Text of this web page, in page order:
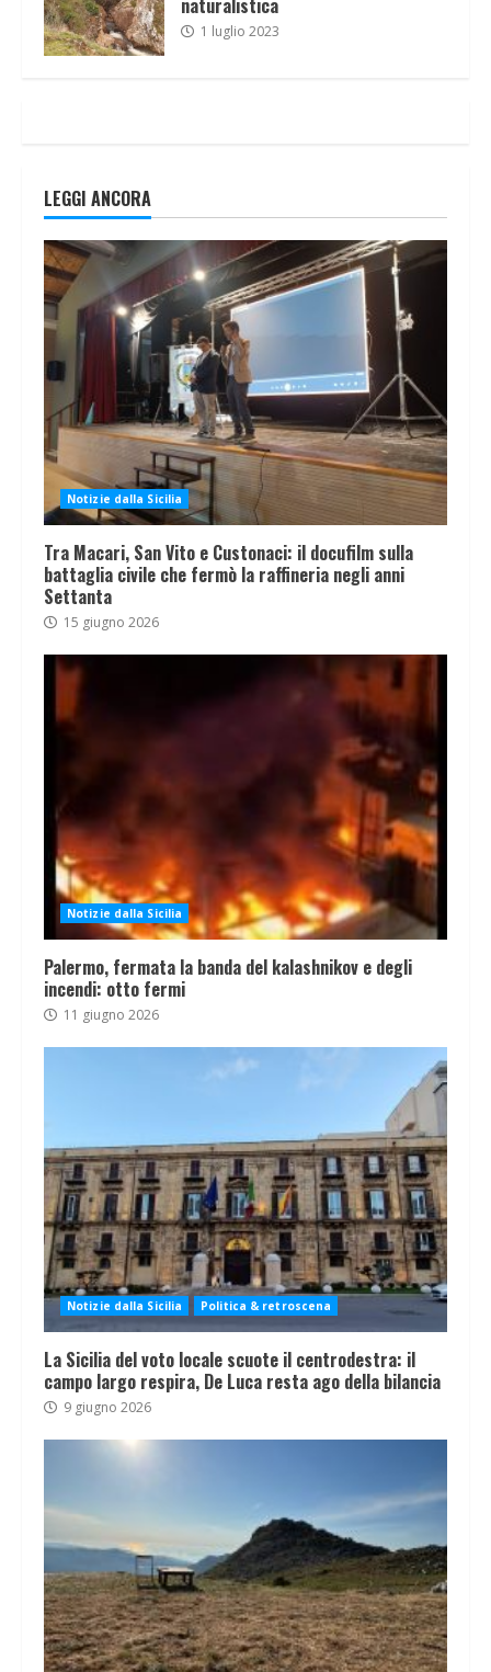
1 luglio 2023
LEGGI ANCORA
Notizie dalla Sicilia
Tra Macari, San Vito e Custonaci: il docufilm sulla
battaglia civile che fermò la raffineria negli anni
Settanta
15 giugno 2026
Notizie dalla Sicilia
Palermo, fermata la banda del kalashnikov e degli
incendi: otto fermi
11 giugno 2026
Notizie dalla Sicilia Politica & retroscena
La Sicilia del voto locale scuote il centrodestra: il
campo largo respira, De Luca resta ago della bilancia
9 giugno 2026